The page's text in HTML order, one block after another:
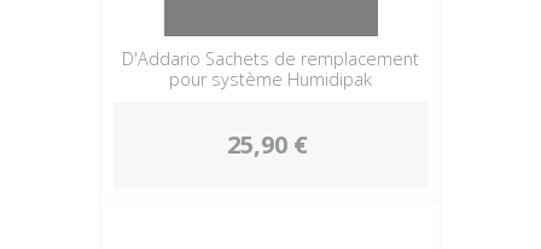
D'Addario Sachets de remplacement
pour système Humidipak
25,90 €